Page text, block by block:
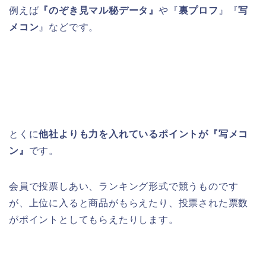
例えば 『のぞき見マル秘データ』や『裏プロフ 』『写
メコン 』などです。
とくに他社よりも力を入れているポイントが『写メコ
ン』 です。
会員で投票しあい、ランキング形式で競うものです
が、上位に入ると商品がもらえたり、投票された票数
がポイントとしてもらえたりします。